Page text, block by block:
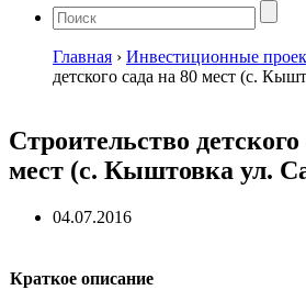
Главная › Инвестиционные
детского сада на 80 мест (с.
Строительство детского
мест (с. Кыштовка ул.
04.07.2016
Краткое описание